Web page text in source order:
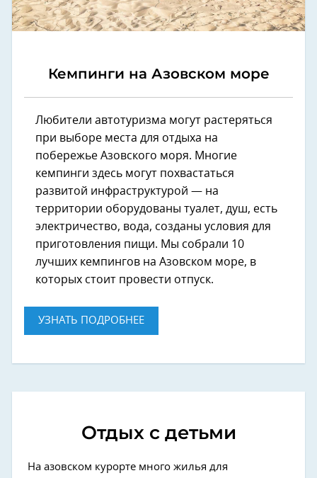
Кемпинги на Азовском море
Любители автотуризма могут растеряться
при выборе места для отдыха на
побережье Азовского моря. Многие
кемпинги здесь могут похвастаться
развитой инфраструктурой — на
территории оборудованы туалет, душ, есть
электричество, вода, созданы условия для
приготовления пищи. Мы собрали 10
лучших кемпингов на Азовском море, в
которых стоит провести отпуск.
УЗНАТЬ ПОДРОБНЕЕ
Отдых с детьми
На азовском курорте много жилья для